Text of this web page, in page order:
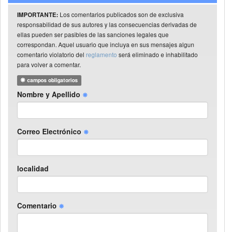
IMPORTANTE: Los comentarios publicados son de exclusiva
responsabilidad de sus autores y las consecuencias derivadas de
ellas pueden ser pasibles de las sanciones legales que
correspondan. Aquel usuario que incluya en sus mensajes algun
comentario violatorio del reglamento será eliminado e inhabilitado
para volver a comentar.
campos obligatorios
Nombre y Apellido
Correo Electrónico
localidad
Comentario